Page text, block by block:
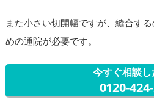
また小さい切開幅ですが、縫合す
めの通院が必要です。
今すぐ相談
0120-